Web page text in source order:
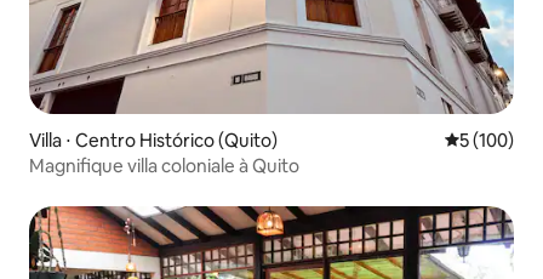
Villa ⋅ Centro Histórico (Quito) Évaluation
5 (100)
Magnifique villa coloniale à Quito